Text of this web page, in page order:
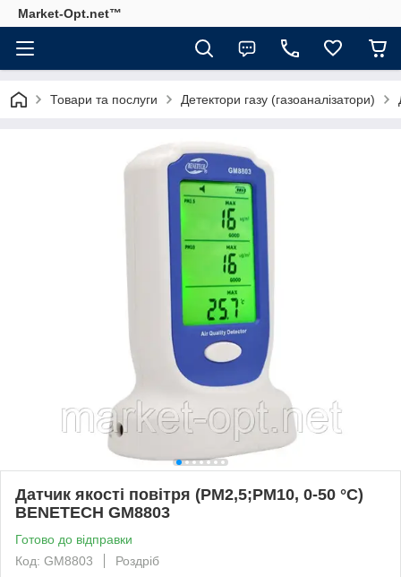
Market-Opt.net™
Товари та послуги Детектори газу (газоаналізатори)
Датчик якості повітря (PM2,5;PM10, 0-50 °C)
BENETECH GM8803
Готово до відправки
Код: GM8803
Роздріб